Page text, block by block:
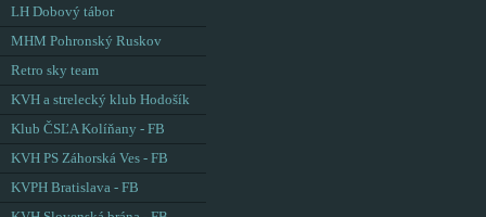
LH Dobový tábor
MHM Pohronský Ruskov
Retro sky team
KVH a strelecký klub Hodošík
Klub ČSĽA Kolíňany - FB
KVH PS Záhorská Ves - FB
KVPH Bratislava - FB